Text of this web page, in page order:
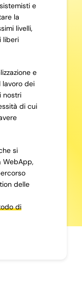
e
la
livelli,
liberi
e
dei
nostri
di cui
si
WebApp,
delle
di